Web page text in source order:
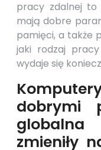
pracy zdalnej to
mają dobre
pamięci, a także
jaki rodzaj
wydaje się
dobrymi
globalna
zmieniły